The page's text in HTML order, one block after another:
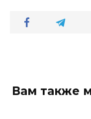
Вам также